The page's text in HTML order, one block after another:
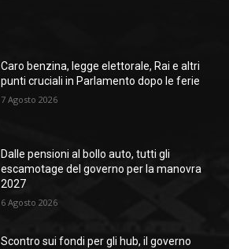
Caro benzina, legge elettorale, Rai e altri
punti cruciali in Parlamento dopo le ferie
7 Agosto 2026
Dalle pensioni al bollo auto, tutti gli
escamotage del governo per la manovra
2027
6 Agosto 2026
Scontro sui fondi per gli hub, il governo